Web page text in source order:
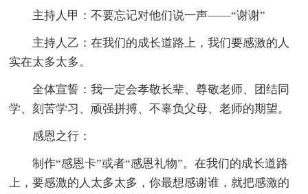
主持人甲：不要忘记对他们说一声——“谢谢”
主持人乙：在我们的成长道路上，我们要感激的人
实在太多太多。
全体宣誓：我一定会孝敬长辈、尊敬老师、团结同
学、刻苦学习、顽强拼搏、不辜负父母、老师的期望。
感恩之行：
制作“感恩卡”或者“感恩礼物”。在我们的成长道路
上，要感激的人太多太多，你最想感谢谁，就把感激的